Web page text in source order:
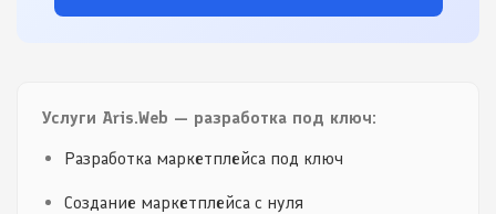
Услуги Aris.Web — разработка под ключ:
Разработка маркетплейса под ключ
Создание маркетплейса с нуля